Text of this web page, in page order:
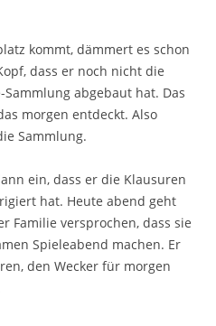
kommt, dämmert es schon
dass er noch nicht die
abgebaut hat. Das
morgen entdeckt. Also
Sammlung.
ein, dass er die Klausuren
hat. Heute abend geht
Familie versprochen, dass sie
Spieleabend machen. Er
den Wecker für morgen